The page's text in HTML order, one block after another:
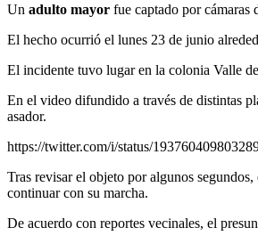
Un adulto mayor fue captado por cámaras
El hecho ocurrió el lunes 23 de junio
El incidente tuvo lugar en la colonia Valle
En el video difundido a través de distintas
asador.
https://twitter.com/i/status/
Tras revisar el objeto por algunos
continuar con su marcha.
De acuerdo con reportes vecinales, el